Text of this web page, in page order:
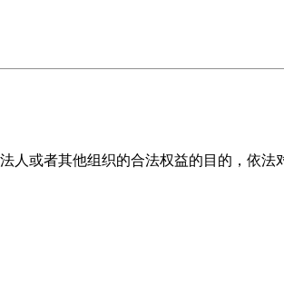
或者其他组织的合法权益的目的，依法